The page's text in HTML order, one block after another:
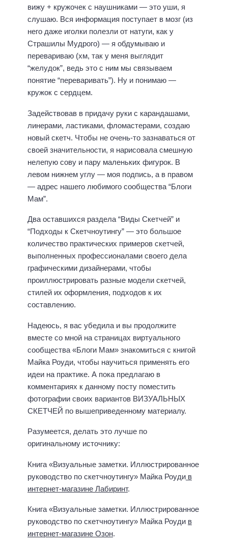
вижу + кружочек с наушниками — это уши, я
слушаю. Вся информация поступает в мозг (из
него даже иголки полезли от натуги, как у
Страшилы Мудрого) — я обдумываю и
перевариваю (хм, так у меня выглядит
“желудок”, ведь это с ним мы связываем
понятие “переваривать”). Ну и понимаю —
кружок с сердцем.
Задействовав в придачу руки с карандашами,
линерами, ластиками, фломастерами, создаю
новый скетч. Чтобы не очень-то зазнаваться от
своей значительности, я нарисовала смешную
нелепую сову и пару маленьких фигурок. В
левом нижнем углу — моя подпись, а в правом
— адрес нашего любимого сообщества “Блоги
Мам”.
Два оставшихся раздела “Виды Скетчей” и
“Подходы к Скетчноутингу” — это большое
количество практических примеров скетчей,
выполненных профессионалами своего дела
графическими дизайнерами, чтобы
проиллюстрировать разные модели скетчей,
стилей их оформления, подходов к их
составлению.
Надеюсь, я вас убедила и вы продолжите
вместе со мной на страницах виртуального
сообщества «Блоги Мам» знакомиться с книгой
Майка Роуди, чтобы научиться применять его
идеи на практике. А пока предлагаю в
комментариях к данному посту поместить
фотографии своих вариантов ВИЗУАЛЬНЫХ
СКЕТЧЕЙ по вышеприведенному материалу.
Разумеется, делать это лучше по
оригинальному источнику:
Книга «Визуальные заметки. Иллюстрированное
руководство по скетчноутингу» Майка Роуди в
интернет-магазине Лабиринт.
Книга «Визуальные заметки. Иллюстрированное
руководство по скетчноутингу» Майка Роуди в
интернет-магазине Озон.